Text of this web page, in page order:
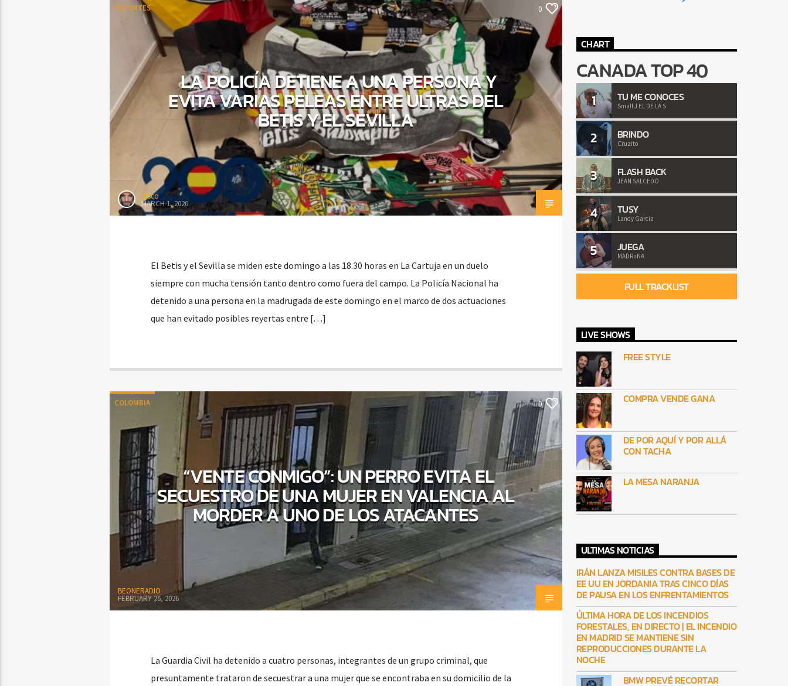
DEPORTES 0
LA POLICÍA DETIENE A UNA PERSONA Y
EVITA VARIAS PELEAS ENTRE ULTRAS DEL
BETIS Y EL SEVILLA
rasco
MARCH 1, 2026
El Betis y el Sevilla se miden este domingo a las 18.30 horas en La Cartuja en un duelo
siempre con mucha tensión tanto dentro como fuera del campo. La Policía Nacional ha
detenido a una persona en la madrugada de este domingo en el marco de dos actuaciones
que han evitado posibles reyertas entre […]
COLOMBIA 0
“VENTE CONMIGO”: UN PERRO EVITA EL
SECUESTRO DE UNA MUJER EN VALENCIA AL
MORDER A UNO DE LOS ATACANTES
BEONERADIO
FEBRUARY 26, 2026
La Guardia Civil ha detenido a cuatro personas, integrantes de un grupo criminal, que
presuntamente trataron de secuestrar a una mujer que se encontraba en su domicilio de la
CHART
CANADA TOP 40
1 TU ME CONOCES
Small J EL DE LA S
2 BRINDO
Cruzito
3 FLASH BACK
JEAN SALCEDO
4 TUSY
Landy Garcia
5 JUEGA
MADRiiNA
FULL TRACKLIST
LIVE SHOWS
FREE STYLE
COMPRA VENDE GANA
DE POR AQUÍ Y POR ALLÁ
CON TACHA
LA MESA NARANJA
ULTIMAS NOTICIAS
IRÁN LANZA MISILES CONTRA BASES DE
EE UU EN JORDANIA TRAS CINCO DÍAS
DE PAUSA EN LOS ENFRENTAMIENTOS
ÚLTIMA HORA DE LOS INCENDIOS
FORESTALES, EN DIRECTO | EL INCENDIO
EN MADRID SE MANTIENE SIN
REPRODUCCIONES DURANTE LA
NOCHE
BMW PREVÉ RECORTAR